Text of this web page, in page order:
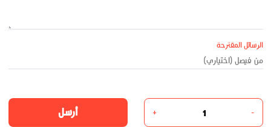
الرسائل المقترحة
-
+ أرسل